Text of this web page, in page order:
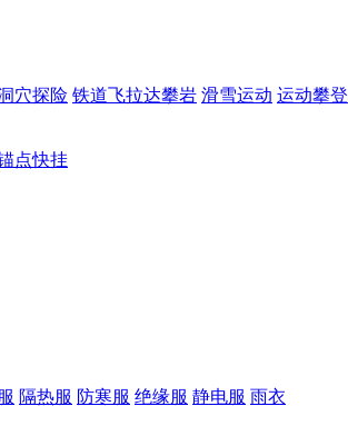
穴探险 铁道飞拉达攀岩 滑雪运动 运动攀登
点快挂
隔热服 防寒服 绝缘服 静电服 雨衣